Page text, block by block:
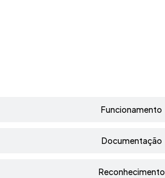
Funcionamento
Documentação
Reconhecimento